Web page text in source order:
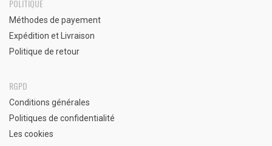
POLITIQUE
Méthodes de payement
Expédition et Livraison
Politique de retour
RGPD
Conditions générales
Politiques de confidentialité
Les cookies